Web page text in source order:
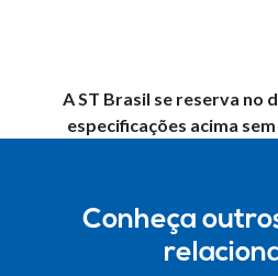
A ST Brasil se reserva no
especificações acima
Conheça